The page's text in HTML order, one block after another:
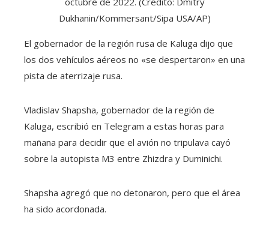
Dukhanin/Kommersant/Sipa USA/AP)
El gobernador de la región rusa de Kaluga dijo que
los dos vehículos aéreos no «se despertaron» en una
pista de aterrizaje rusa.
Vladislav Shapsha, gobernador de la región de
Kaluga, escribió en Telegram a estas horas para
mañana para decidir que el avión no tripulava cayó
sobre la autopista M3 entre Zhizdra y Duminichi.
Shapsha agregó que no detonaron, pero que el área
ha sido acordonada.